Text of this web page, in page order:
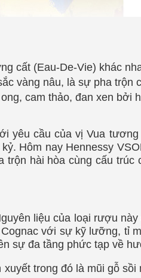
cất (Eau-De-Vie) khác
vàng nâu, là sự pha trộn
cam thảo, đan xen bởi
yêu cầu của vị Vua
Hôm nay Hennessy
hài hòa cùng cấu trúc
liệu của loại rượu
với sự kỹ lưỡng, tỉ
sự đa tầng phức tạp về
trong đó là mũi gỗ sồi